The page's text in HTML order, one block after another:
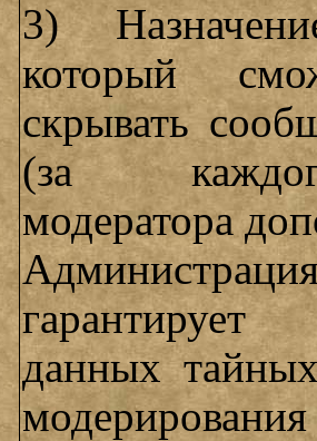
3)
который
скрывать
(за
модератора
данных